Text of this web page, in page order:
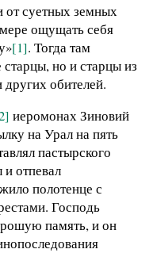
от суетных земных
ощущать себя
[1]. Тогда там
старцы, но и старцы из
обителей.
иеромонах Зиновий
на Урал на пять
пастырского
отпевал
полотенце с
Господь
память, и он